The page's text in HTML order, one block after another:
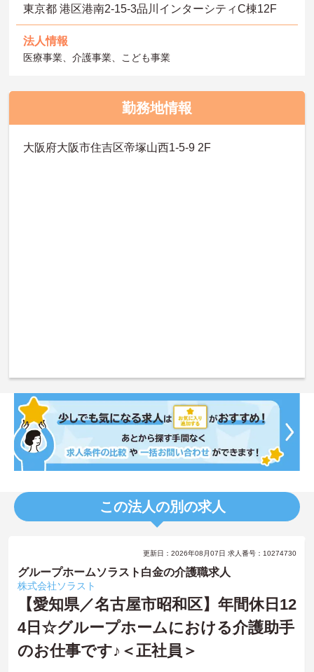
東京都 港区港南2-15-3品川インターシティC棟12F
法人情報
医療事業、介護事業、こども事業
勤務地情報
大阪府大阪市住吉区帝塚山西1-5-9 2F
この法人の別の求人
更新日：2026年08月07日 求人番号：10274730
グループホームソラスト白金の介護職求人
株式会社ソラスト
【愛知県／名古屋市昭和区】年間休日12
4日☆グループホームにおける介護助手
のお仕事です♪＜正社員＞